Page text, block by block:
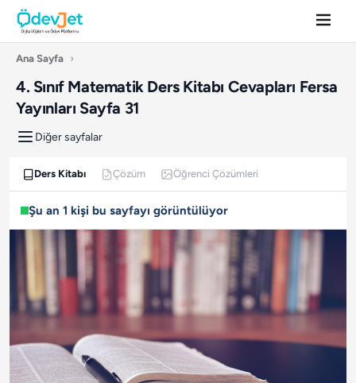
Ana Sayfa ›
4. Sınıf Matematik Ders Kitabı Cevapları Fersa
Yayınları Sayfa 31
Diğer sayfalar
Ders Kitabı Çözüm Öğrenci Çözümleri
Şu an 1 kişi bu sayfayı görüntülüyor